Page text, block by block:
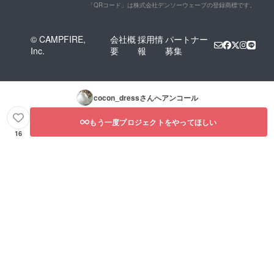
「QRコード」は株式会社デンソーウェーブの登録商標です。
© CAMPFIRE,
Inc.
会社概
要
採用情
報
パートナー
募集
cocon_dressさんへアンコール
16
もう一度プロジェクトをやってほしい